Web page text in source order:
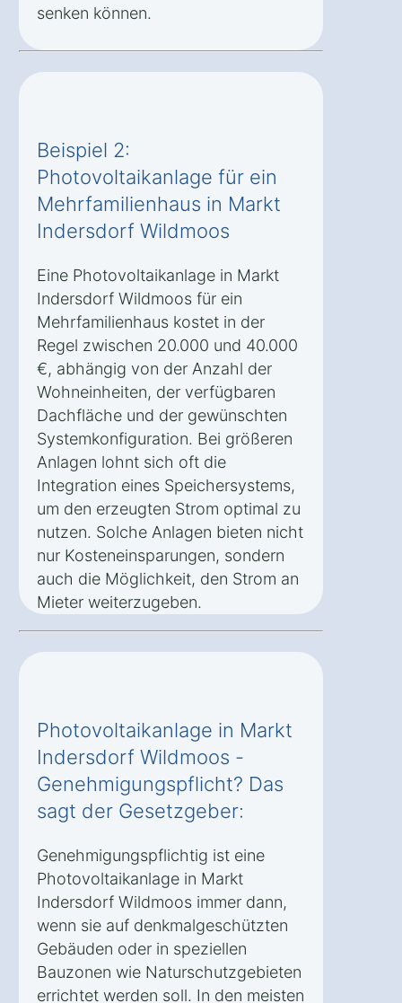
senken können.
Beispiel 2:
Photovoltaikanlage für ein
Mehrfamilienhaus in Markt
Indersdorf Wildmoos
Eine Photovoltaikanlage in Markt
Indersdorf Wildmoos für ein
Mehrfamilienhaus kostet in der
Regel zwischen 20.000 und 40.000
€, abhängig von der Anzahl der
Wohneinheiten, der verfügbaren
Dachfläche und der gewünschten
Systemkonfiguration. Bei größeren
Anlagen lohnt sich oft die
Integration eines Speichersystems,
um den erzeugten Strom optimal zu
nutzen. Solche Anlagen bieten nicht
nur Kosteneinsparungen, sondern
auch die Möglichkeit, den Strom an
Mieter weiterzugeben.
Photovoltaikanlage in Markt
Indersdorf Wildmoos -
Genehmigungspflicht? Das
sagt der Gesetzgeber:
Genehmigungspflichtig ist eine
Photovoltaikanlage in Markt
Indersdorf Wildmoos immer dann,
wenn sie auf denkmalgeschützten
Gebäuden oder in speziellen
Bauzonen wie Naturschutzgebieten
errichtet werden soll. In den meisten